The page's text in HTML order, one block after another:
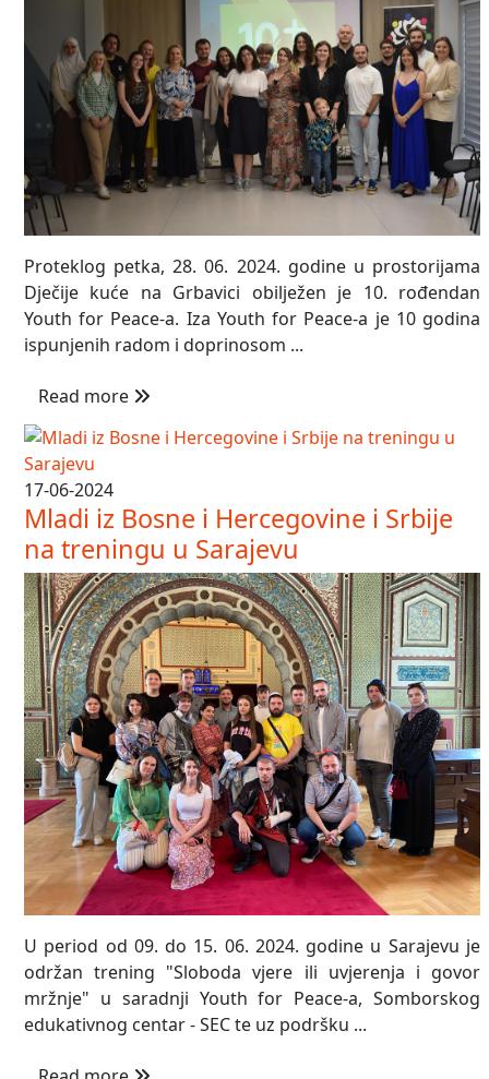
Proteklog petka, 28. 06. 2024. godine u prostorijama
Dječije kuće na Grbavici obilježen je 10. rođendan
Youth for Peace-a. Iza Youth for Peace-a je 10 godina
ispunjenih radom i doprinosom ...
Read more
17-06-2024
Mladi iz Bosne i Hercegovine i Srbije
na treningu u Sarajevu
U period od 09. do 15. 06. 2024. godine u Sarajevu je
održan trening "Sloboda vjere ili uvjerenja i govor
mržnje" u saradnji Youth for Peace-a, Somborskog
edukativnog centar - SEC te uz podršku ...